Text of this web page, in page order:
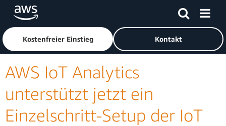
Überspringen zum Hauptinhalt
Klicken Sie hier, um zur Amazon Web Services-Startseite
Kostenfreier Einstieg Kontakt
AWS IoT Analytics
unterstützt jetzt ein
Einzelschritt-Setup der IoT